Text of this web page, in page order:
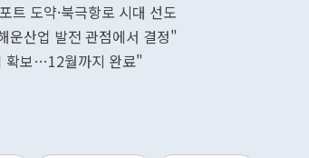
도약·북극항로 시대 선도
운산업 발전 관점에서 결정"
확보…12월까지 완료"